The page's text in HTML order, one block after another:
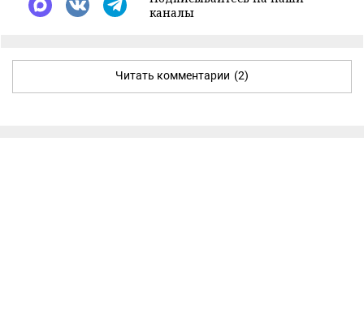
каналы
Читать комментарии (2)